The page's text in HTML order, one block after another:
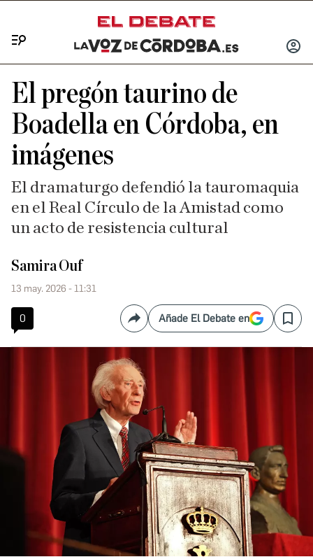
INICIAR
El pregón taurino de
Boadella en Córdoba, en
imágenes
El dramaturgo defendió la tauromaquia
en el Real Círculo de la Amistad como
un acto de resistencia cultural
Samira Ouf
13 may. 2026 - 11:31
0 CompartirAñade El Debate en Save